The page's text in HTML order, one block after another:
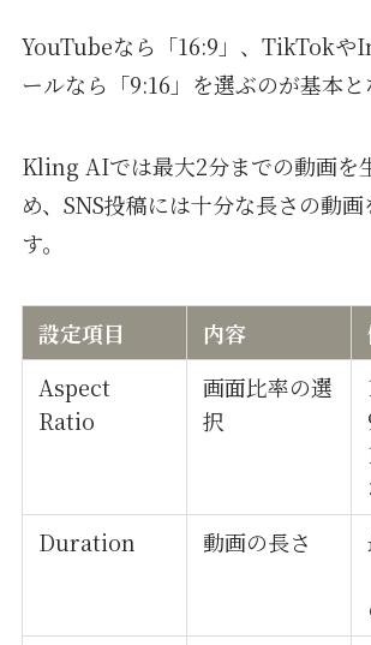
YouTubeなら「16:9」、TikTokや
ールなら「9:16」を選ぶのが基本と
Kling AIでは最大2分までの動画を
め、SNS投稿には十分な長さの動
す。
設定項目 内容
Aspect
Ratio
画面比率の選
択
Duration
動画の長さ